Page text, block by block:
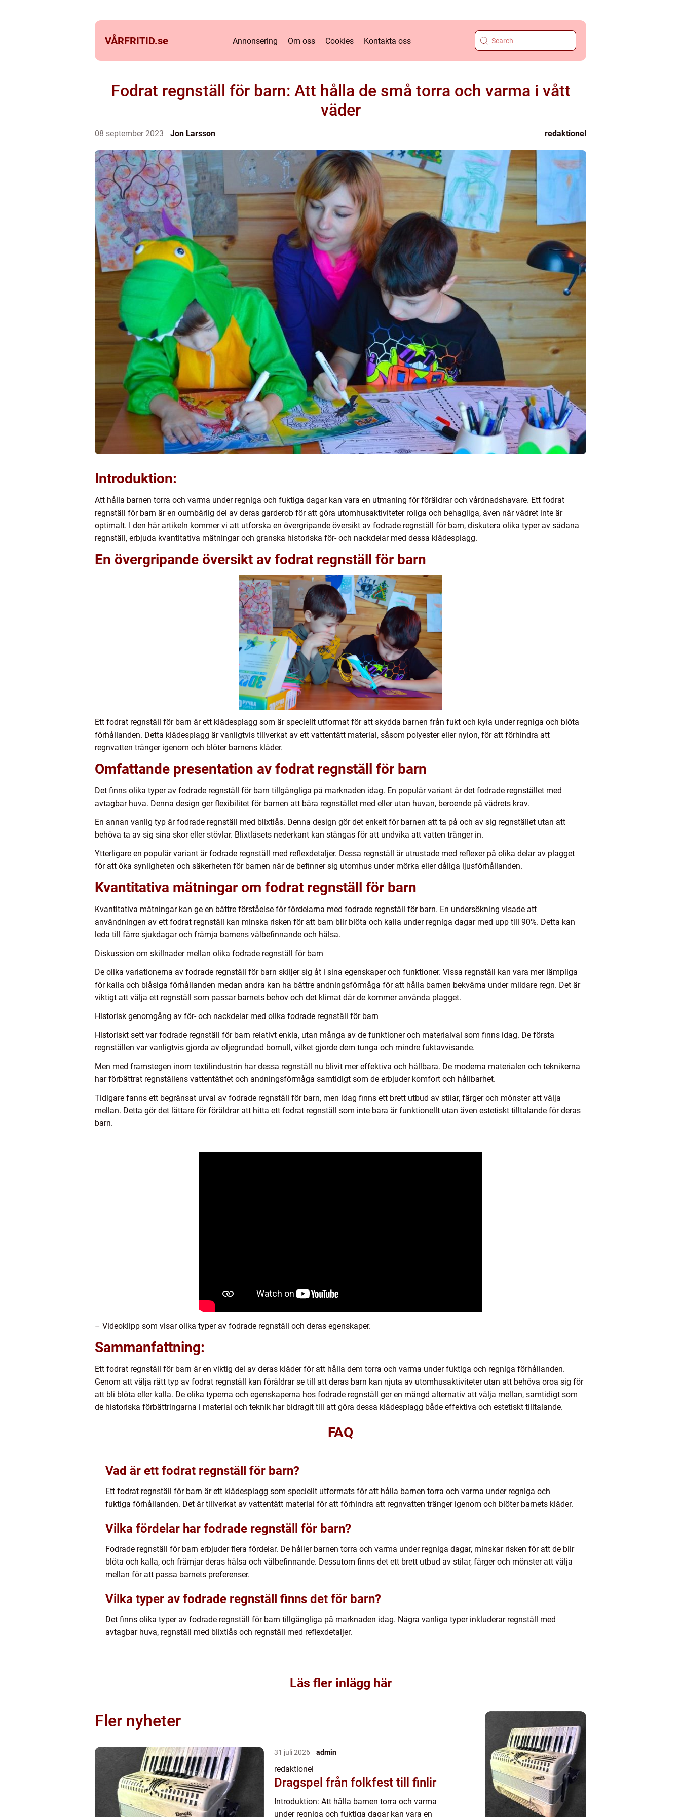
VÅRFRITID.se Annonsering Om oss Cookies Kontakta oss
Fodrat regnställ för barn: Att hålla de små torra och varma i vått
väder
08 september 2023 Jon Larsson redaktionel
Introduktion:
Att hålla barnen torra och varma under regniga och fuktiga dagar kan vara en utmaning för föräldrar och vårdnadshavare. Ett fodrat
regnställ för barn är en oumbärlig del av deras garderob för att göra utomhusaktiviteter roliga och behagliga, även när vädret inte är
optimalt. I den här artikeln kommer vi att utforska en övergripande översikt av fodrade regnställ för barn, diskutera olika typer av sådana
regnställ, erbjuda kvantitativa mätningar och granska historiska för- och nackdelar med dessa klädesplagg.
En övergripande översikt av fodrat regnställ för barn
Ett fodrat regnställ för barn är ett klädesplagg som är speciellt utformat för att skydda barnen från fukt och kyla under regniga och blöta
förhållanden. Detta klädesplagg är vanligtvis tillverkat av ett vattentätt material, såsom polyester eller nylon, för att förhindra att
regnvatten tränger igenom och blöter barnens kläder.
Omfattande presentation av fodrat regnställ för barn
Det finns olika typer av fodrade regnställ för barn tillgängliga på marknaden idag. En populär variant är det fodrade regnstället med
avtagbar huva. Denna design ger flexibilitet för barnen att bära regnstället med eller utan huvan, beroende på vädrets krav.
En annan vanlig typ är fodrade regnställ med blixtlås. Denna design gör det enkelt för barnen att ta på och av sig regnstället utan att
behöva ta av sig sina skor eller stövlar. Blixtlåsets nederkant kan stängas för att undvika att vatten tränger in.
Ytterligare en populär variant är fodrade regnställ med reflexdetaljer. Dessa regnställ är utrustade med reflexer på olika delar av plagget
för att öka synligheten och säkerheten för barnen när de befinner sig utomhus under mörka eller dåliga ljusförhållanden.
Kvantitativa mätningar om fodrat regnställ för barn
Kvantitativa mätningar kan ge en bättre förståelse för fördelarna med fodrade regnställ för barn. En undersökning visade att
användningen av ett fodrat regnställ kan minska risken för att barn blir blöta och kalla under regniga dagar med upp till 90%. Detta kan
leda till färre sjukdagar och främja barnens välbefinnande och hälsa.
Diskussion om skillnader mellan olika fodrade regnställ för barn
De olika variationerna av fodrade regnställ för barn skiljer sig åt i sina egenskaper och funktioner. Vissa regnställ kan vara mer lämpliga
för kalla och blåsiga förhållanden medan andra kan ha bättre andningsförmåga för att hålla barnen bekväma under mildare regn. Det är
viktigt att välja ett regnställ som passar barnets behov och det klimat där de kommer använda plagget.
Historisk genomgång av för- och nackdelar med olika fodrade regnställ för barn
Historiskt sett var fodrade regnställ för barn relativt enkla, utan många av de funktioner och materialval som finns idag. De första
regnställen var vanligtvis gjorda av oljegrundad bomull, vilket gjorde dem tunga och mindre fuktavvisande.
Men med framstegen inom textilindustrin har dessa regnställ nu blivit mer effektiva och hållbara. De moderna materialen och teknikerna
har förbättrat regnställens vattentäthet och andningsförmåga samtidigt som de erbjuder komfort och hållbarhet.
Tidigare fanns ett begränsat urval av fodrade regnställ för barn, men idag finns ett brett utbud av stilar, färger och mönster att välja
mellan. Detta gör det lättare för föräldrar att hitta ett fodrat regnställ som inte bara är funktionellt utan även estetiskt tilltalande för deras
barn.
– Videoklipp som visar olika typer av fodrade regnställ och deras egenskaper.
Sammanfattning:
Ett fodrat regnställ för barn är en viktig del av deras kläder för att hålla dem torra och varma under fuktiga och regniga förhållanden.
Genom att välja rätt typ av fodrat regnställ kan föräldrar se till att deras barn kan njuta av utomhusaktiviteter utan att behöva oroa sig för
att bli blöta eller kalla. De olika typerna och egenskaperna hos fodrade regnställ ger en mängd alternativ att välja mellan, samtidigt som
de historiska förbättringarna i material och teknik har bidragit till att göra dessa klädesplagg både effektiva och estetiskt tilltalande.
FAQ
Vad är ett fodrat regnställ för barn?
Ett fodrat regnställ för barn är ett klädesplagg som speciellt utformats för att hålla barnen torra och varma under regniga och
fuktiga förhållanden. Det är tillverkat av vattentätt material för att förhindra att regnvatten tränger igenom och blöter barnets kläder.
Vilka fördelar har fodrade regnställ för barn?
Fodrade regnställ för barn erbjuder flera fördelar. De håller barnen torra och varma under regniga dagar, minskar risken för att de blir
blöta och kalla, och främjar deras hälsa och välbefinnande. Dessutom finns det ett brett utbud av stilar, färger och mönster att välja
mellan för att passa barnets preferenser.
Vilka typer av fodrade regnställ finns det för barn?
Det finns olika typer av fodrade regnställ för barn tillgängliga på marknaden idag. Några vanliga typer inkluderar regnställ med
avtagbar huva, regnställ med blixtlås och regnställ med reflexdetaljer.
Läs fler inlägg här
Fler nyheter
31 juli 2026 admin
redaktionel
Dragspel från folkfest till finlir
Introduktion: Att hålla barnen torra och varma
under regniga och fuktiga dagar kan vara en